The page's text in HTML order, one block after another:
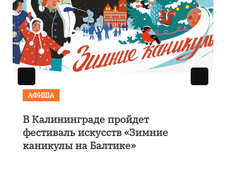
АФИША
В Калининграде пройдет
фестиваль искусств «Зимние
каникулы на Балтике»